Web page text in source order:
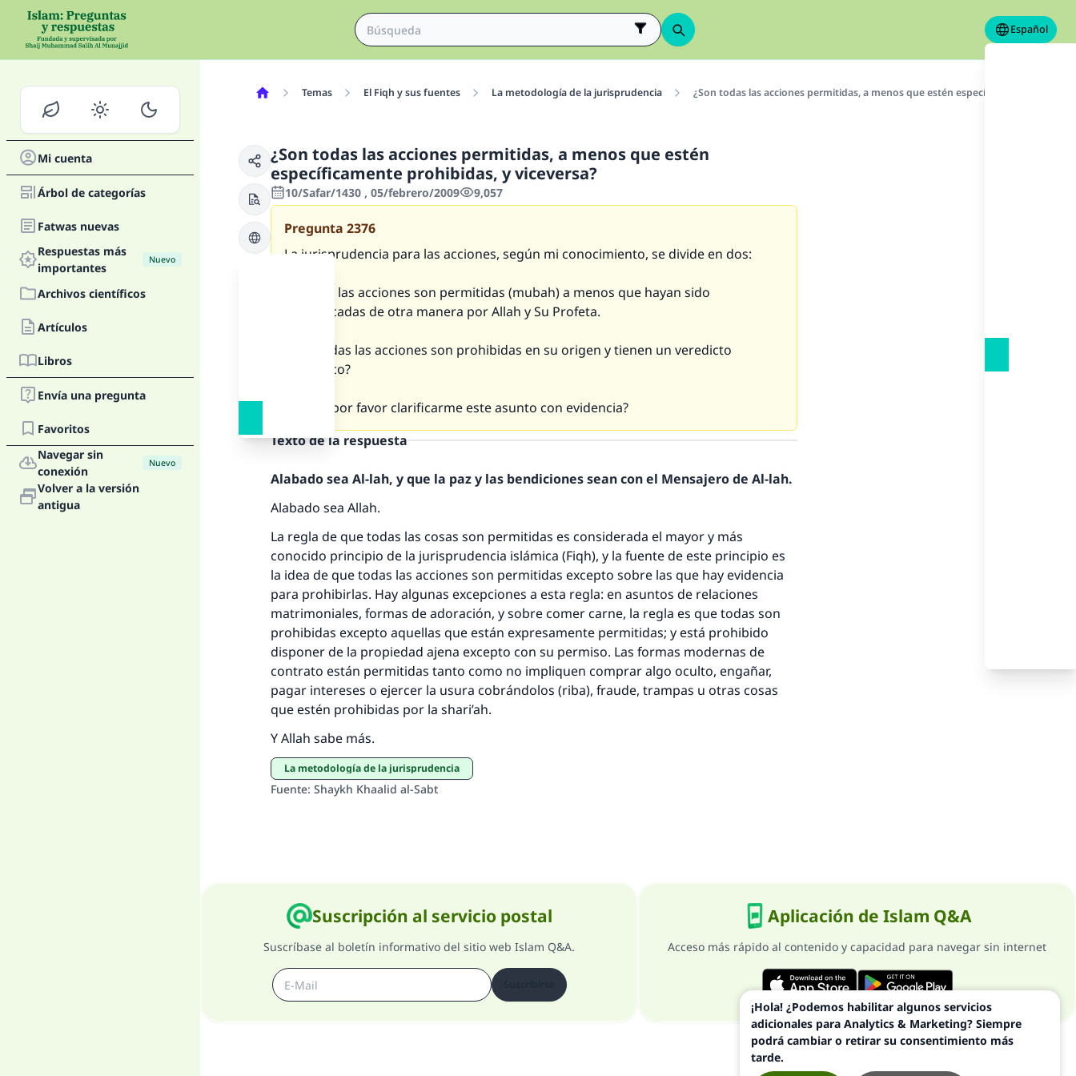
Español
Mi cuenta
Árbol de categorías
Fatwas nuevas
Respuestas más
importantes
Nuevo
Archivos científicos
Artículos
Libros
Envía una pregunta
Favoritos
Navegar sin
conexión
Nuevo
Volver a la versión
antigua
Temas El Fiqh y sus fuentes La metodología de la jurisprudencia ¿Son todas las acciones permitidas, a menos que estén específicamente
¿Son todas las acciones permitidas, a menos que estén
específicamente prohibidas, y viceversa?
10/Safar/1430 , 05/febrero/2009 9,057
Pregunta 2376
La jurisprudencia para las acciones, según mi conocimiento, se divide en dos:
1) Todas las acciones son permitidas (mubah) a menos que hayan sido
especificadas de otra manera por Allah y Su Profeta.
2) ¿O todas las acciones son prohibidas en su origen y tienen un veredicto
específico?
¿Puede por favor clarificarme este asunto con evidencia?
Texto de la respuesta
Alabado sea Al-lah, y que la paz y las bendiciones sean con el Mensajero de Al-lah.
Alabado sea Allah.
La regla de que todas las cosas son permitidas es considerada el mayor y más
conocido principio de la jurisprudencia islámica (Fiqh), y la fuente de este principio es
la idea de que todas las acciones son permitidas excepto sobre las que hay evidencia
para prohibirlas. Hay algunas excepciones a esta regla: en asuntos de relaciones
matrimoniales, formas de adoración, y sobre comer carne, la regla es que todas son
prohibidas excepto aquellas que están expresamente permitidas; y está prohibido
disponer de la propiedad ajena excepto con su permiso. Las formas modernas de
contrato están permitidas tanto como no impliquen comprar algo oculto, engañar,
pagar intereses o ejercer la usura cobrándolos (riba), fraude, trampas u otras cosas
que estén prohibidas por la shari’ah.
Y Allah sabe más.
La metodología de la jurisprudencia
Fuente: Shaykh Khaalid al-Sabt
Suscripción al servicio postal
Suscríbase al boletín informativo del sitio web Islam Q&A.
Aplicación de Islam Q&A
Acceso más rápido al contenido y capacidad para navegar sin internet
La respuesta no. 110845 salvó un matrimonio.
Desde la Q hasta la A, su contribución ayuda a IslamQA.
Profeta ﷺ dijo:
"Una persona que orienta a otros a hacer el bien obtendrá la
misma recompensa que aquellos que lo realicen."
(MUSLIM, 1893)
Contribuir
¡Hola! ¿Podemos habilitar algunos servicios
adicionales para Analytics & Marketing? Siempre
podrá cambiar o retirar su consentimiento más
tarde.